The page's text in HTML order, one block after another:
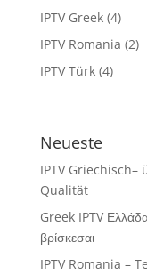
IPTV Greek(4)
IPTV Romania (2)
IPTV Türk(4)
Neueste
IPTV
Qualität
Greek IPTV
βρίσκεσαι
IPTV Romania –